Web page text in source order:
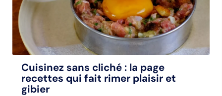
Cuisinez sans cliché : la page
recettes qui fait rimer plaisir et
gibier